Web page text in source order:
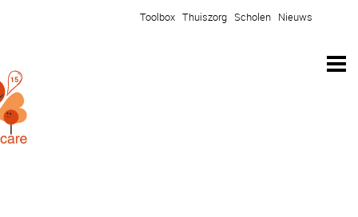
Toolbox Thuiszorg Scholen Nieuws